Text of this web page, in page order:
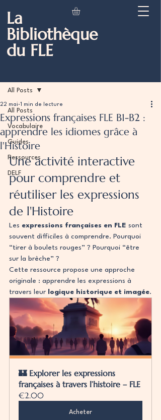
La
Bibliothèque
du FLE
All Posts
Vocabulaire
Guides
Ressources
DELF
All Posts
Expressions françaises FLE B1-B2 :
apprendre les idiomes grâce à
l'Histoire
22 mai 1 min de lecture
Une activité interactive
pour comprendre et
réutiliser les expressions
de l'Histoire
Les expressions françaises en FLE sont
souvent difficiles à comprendre. Pourquoi
“tirer à boulets rouges” ? Pourquoi “être
sur la brèche” ?
Cette ressource propose une approche
originale : apprendre les expressions à
travers leur
logique historique et imagée.
🏰 Explorer les expressions
françaises à travers l’histoire – FLE
€2.00
Acheter